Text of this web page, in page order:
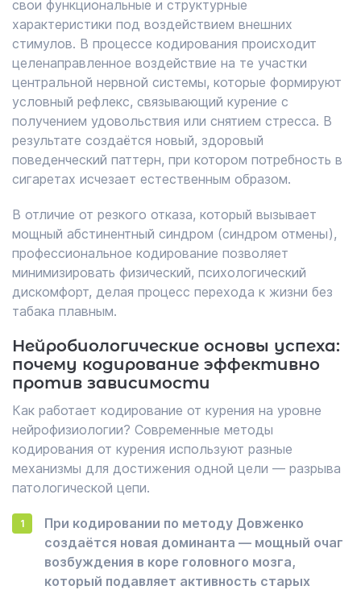
свои функциональные и структурные
характеристики под воздействием внешних
стимулов. В процессе кодирования происходит
целенаправленное воздействие на те участки
центральной нервной системы, которые формируют
условный рефлекс, связывающий курение с
получением удовольствия или снятием стресса. В
результате создаётся новый, здоровый
поведенческий паттерн, при котором потребность в
сигаретах исчезает естественным образом.
В отличие от резкого отказа, который вызывает
мощный абстинентный синдром (синдром отмены),
профессиональное кодирование позволяет
минимизировать физический, психологический
дискомфорт, делая процесс перехода к жизни без
табака плавным.
Нейробиологические основы успеха:
почему кодирование эффективно
против зависимости
Как работает кодирование от курения на уровне
нейрофизиологии? Современные методы
кодирования от курения используют разные
механизмы для достижения одной цели — разрыва
патологической цепи.
При кодировании по методу Довженко
создаётся новая доминанта — мощный очаг
возбуждения в коре головного мозга,
который подавляет активность старых